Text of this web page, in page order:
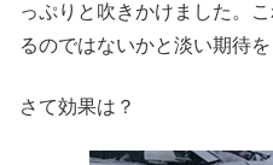
っぷりと吹きかけました。
るのではないかと淡い期待を
さて効果は？